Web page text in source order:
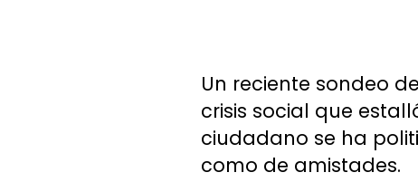
Un reciente sondeo
crisis social que
ciudadano se ha
como de amistades.